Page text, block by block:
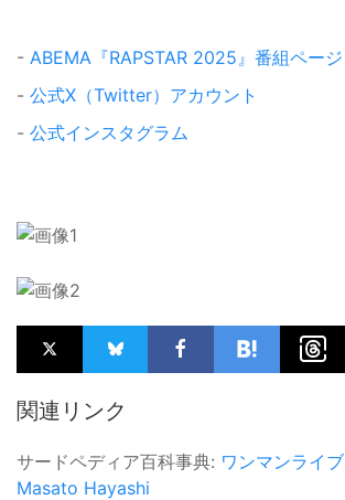
- ABEMA『RAPSTAR 2025』番組ページ
- 公式X（Twitter）アカウント
- 公式インスタグラム
関連リンク
サードペディア百科事典: ワンマンライブ
Masato Hayashi